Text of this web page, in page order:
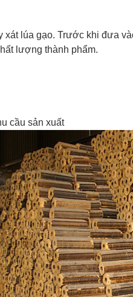
xát lúa gạo. Trước khi đưa
lượng thành phẩm.
cầu sản xuất